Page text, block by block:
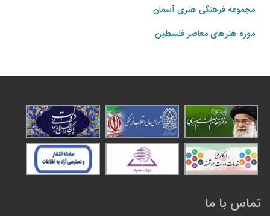
مجموعه فرهنگی هنری آسمان
موزه هنرهای‌ معاصر فلسطین
تماس با ما